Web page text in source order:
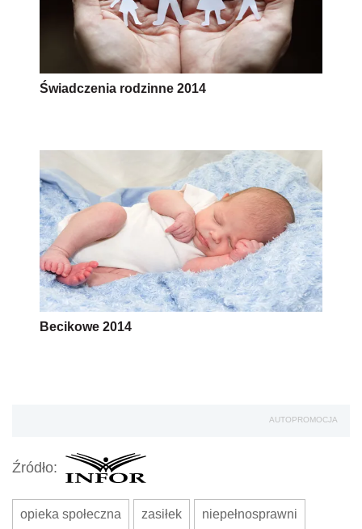
Świadczenia rodzinne 2014
Becikowe 2014
AUTOPROMOCJA
Źródło:
opieka społeczna zasiłek niepełnosprawni